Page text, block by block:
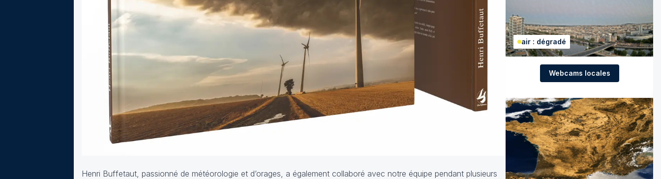
Henri Buffetaut, passionné de météorologie et d’orages, a également collaboré avec notre équipe pendant plusieurs
air : dégradé
Webcams locales